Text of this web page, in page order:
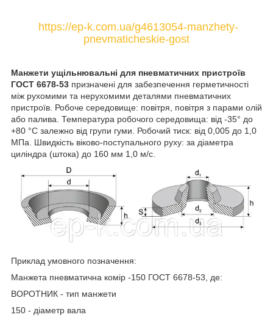
https://ep-k.com.ua/g4613054-manzhety-
pnevmaticheskie-gost
Манжети ущільнювальні для пневматичних пристроїв
ГОСТ 6678-53 призначені для забезпечення герметичності
між рухомими та нерухомими деталями пневматичних
пристроїв. Робоче середовище: повітря, повітря з парами олій
або палива. Температура робочого середовища: від -35° до
+80 °C залежно від групи гуми. Робочий тиск: від 0,005 до 1,0
МПа. Швидкість віково-поступального руху: за діаметра
циліндра (штока) до 160 мм 1,0 м/с.
Приклад умовного позначення:
Манжета пневматична комір -150 ГОСТ 6678-53, де:
ВОРОТНИК - тип манжети
150 - діаметр вала